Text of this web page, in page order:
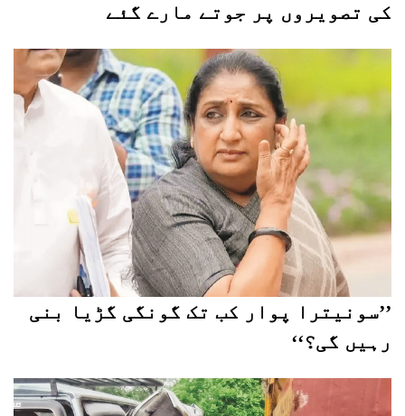
کی تصویروں پر جوتے مارے گئے
’’سونیترا پوار کب تک گونگی گڑیا بنی
رہیں گی؟‘‘